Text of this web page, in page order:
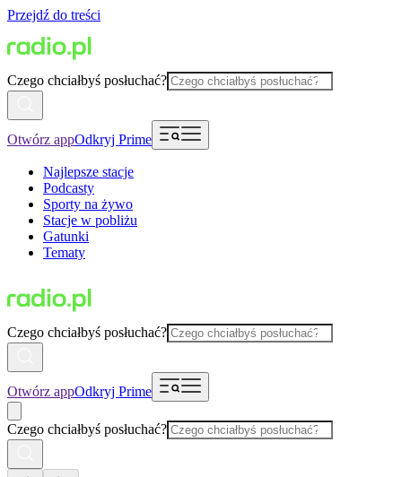
Przejdź do treści
Czego chciałbyś posłuchać?
Otwórz appOdkryj Prime
Najlepsze stacje
Podcasty
Sporty na żywo
Stacje w pobliżu
Gatunki
Tematy
Czego chciałbyś posłuchać?
Otwórz appOdkryj Prime
Czego chciałbyś posłuchać?